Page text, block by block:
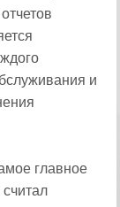
и
главное